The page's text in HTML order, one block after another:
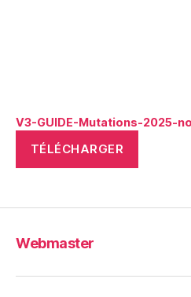
V3-GUIDE-Mutations-2025-
TÉLÉCHARGER
Webmaster